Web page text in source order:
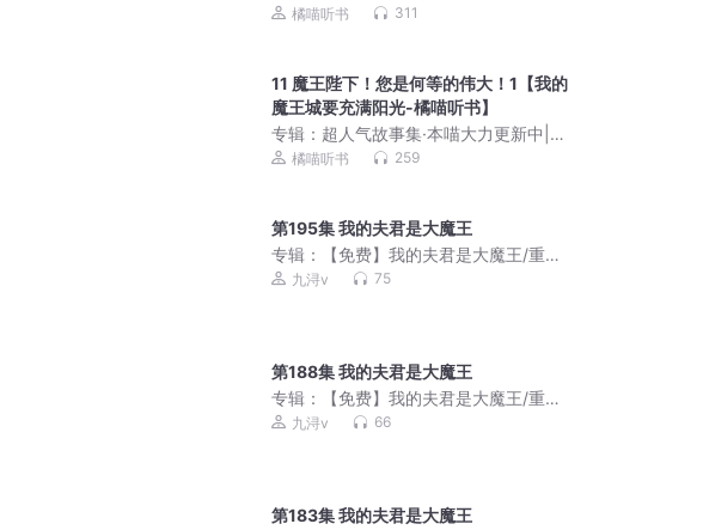
幻橘喵故事
橘喵听书 311
11 魔王陛下！您是何等的伟大！1【我的
魔王城要充满阳光-橘喵听书】
专辑： 超人气故事集·本喵大力更新中|奇
幻橘喵故事
橘喵听书 259
第195集 我的夫君是大魔王
专辑：
【免费】我的夫君是大魔王/重生/
言情/团宠智商在线
九浔v 75
第188集 我的夫君是大魔王
专辑：
【免费】我的夫君是大魔王/重生/
言情/团宠智商在线
九浔v 66
第183集 我的夫君是大魔王